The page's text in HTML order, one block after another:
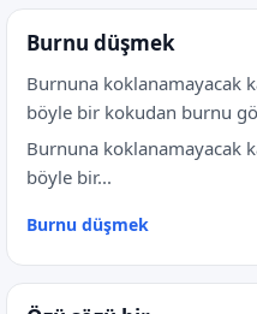
Burnu düşmek
Burnuna koklanamayacak
böyle bir kokudan burnu
Burnuna koklanamayacak
böyle bir...
Burnu düşmek